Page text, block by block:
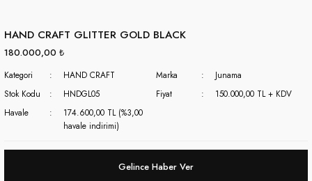
HAND CRAFT GLITTER GOLD BLACK
180.000,00 ₺
Kategori HAND CRAFT Marka
Junama
Stok Kodu
HNDGL05 Fiyat
150.000,00 TL + KDV
Havale
174.600,00 TL (%3,00
havale indirimi)
Gelince Haber Ver